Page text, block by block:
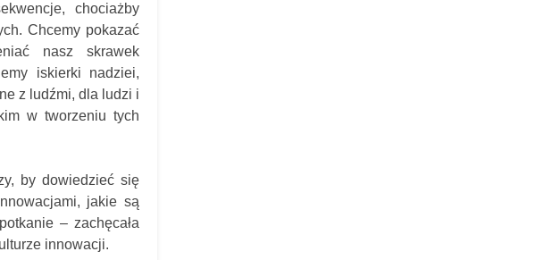
chociażby
Chcemy pokazać
nasz skrawek
iskierki nadziei,
z ludźmi, dla ludzi i
w tworzeniu tych
by dowiedzieć się
jakie są
– zachęcała
innowacji.